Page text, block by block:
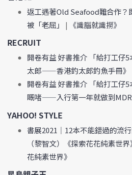
返工遇著Old Seafood難合作？
被「老屈」
| 《識腦就識撈》
RECRUIT
開卷有益 好書推介 「給打工仔5
太郎——香港釣太郎釣魚手冊》
開卷有益 好書推介 「給打工仔5
嘅啫——入行第一年就做到
YAHOO! STYLE
書展2021｜12本不能錯過的流
（黎智文）《探索花花純素世界
花純素世界》